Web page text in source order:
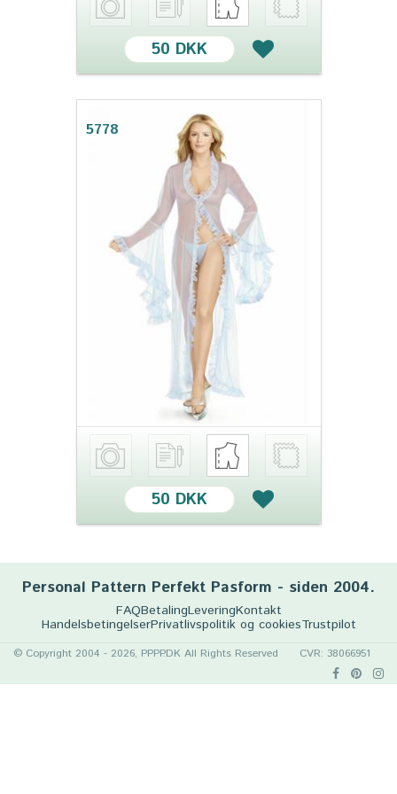
50 DKK
5778
50 DKK
Personal Pattern Perfekt Pasform - siden 2004.
FAQBetalingLeveringKontakt
HandelsbetingelserPrivatlivspolitik og cookiesTrustpilot
© Copyright 2004 - 2026, PPPP.DK All Rights Reserved CVR: 38066951